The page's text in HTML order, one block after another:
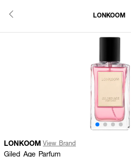
LONKOOM
LONKOOM View Brand
Giled Age Parfum